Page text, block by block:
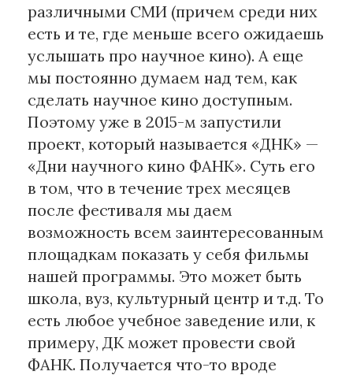
различными СМИ (причем среди них
есть и те, где меньше всего ожидаешь
услышать про научное кино). А еще
мы постоянно думаем над тем, как
сделать научное кино доступным.
Поэтому уже в 2015-м запустили
проект, который называется «ДНК» —
«Дни научного кино ФАНК». Суть его
в том, что в течение трех месяцев
после фестиваля мы даем
возможность всем заинтересованным
площадкам показать у себя фильмы
нашей программы. Это может быть
школа, вуз, культурный центр и т.д. То
есть любое учебное заведение или, к
примеру, ДК может провести свой
ФАНК. Получается что-то вроде